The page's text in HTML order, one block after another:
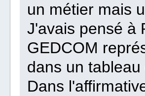
un métier mais
J'avais pensé à
GEDCOM
dans un
Dans